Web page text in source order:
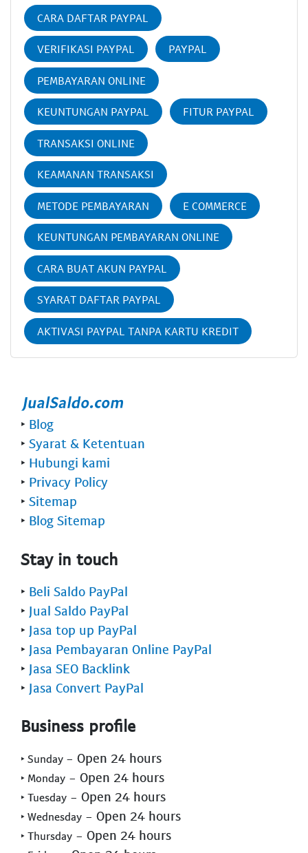
CARA DAFTAR PAYPAL
VERIFIKASI PAYPAL PAYPAL
PEMBAYARAN ONLINE
KEUNTUNGAN PAYPAL FITUR PAYPAL
TRANSAKSI ONLINE
KEAMANAN TRANSAKSI
METODE PEMBAYARAN E COMMERCE
KEUNTUNGAN PEMBAYARAN ONLINE
CARA BUAT AKUN PAYPAL
SYARAT DAFTAR PAYPAL
AKTIVASI PAYPAL TANPA KARTU KREDIT
‣ Blog
‣ Syarat & Ketentuan
‣ Hubungi kami
‣ Privacy Policy
‣ Sitemap
‣ Blog Sitemap
Stay in touch
‣ Beli Saldo PayPal
‣ Jual Saldo PayPal
‣ Jasa top up PayPal
‣ Jasa Pembayaran Online PayPal
‣ Jasa SEO Backlink
‣ Jasa Convert PayPal
Business profile
‣ Sunday - Open 24 hours
‣ Monday - Open 24 hours
‣ Tuesday - Open 24 hours
‣ Wednesday - Open 24 hours
‣ Thursday - Open 24 hours